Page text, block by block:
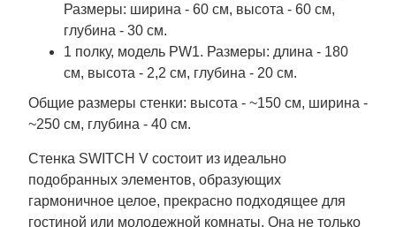
Размеры: ширина - 60 см, высота - 60 см,
глубина - 30 см.
1 полку, модель PW1. Размеры: длина - 180
см, высота - 2,2 см, глубина - 20 см.
Общие размеры стенки: высота - ~150 см, ширина -
~250 см, глубина - 40 см.
Стенка SWITCH V состоит из идеально
подобранных элементов, образующих
гармоничное целое, прекрасно подходящее для
гостиной или молодежной комнаты. Она не только